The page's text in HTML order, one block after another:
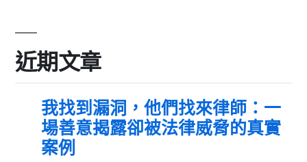
近期文章
我找到漏洞，他們找來律師：一
場善意揭露卻被法律威脅的真實
案例